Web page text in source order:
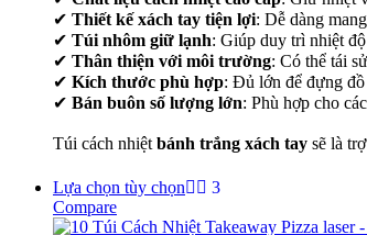
✔ Thiết kế xách tay tiện lợi: Dễ dàng
✔ Túi nhôm giữ lạnh: Giúp duy trì nhiệt
✔ Thân thiện với môi trường: Có thể tái
✔ Kích thước phù hợp: Đủ lớn để đựng đồ
✔ Bán buôn số lượng lớn: Phù hợp cho
Túi cách nhiệt bánh trắng xách tay sẽ là
Lựa chọn tùy chọn
Compare